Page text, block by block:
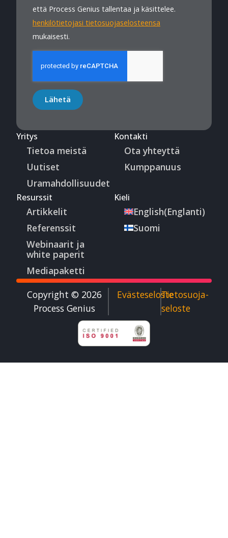
että Process Genius tallentaa ja käsittelee.
henkilötietojasi tietosuojaselosteensa
mukaisesti.
Lähetä
Yritys
Tietoa meistä
Uutiset
Uramahdollisuudet
Kontakti
Ota yhteyttä
Kumppanuus
Resurssit
Artikkelit
Referenssit
Webinaarit ja
white paperit
Mediapaketti
Kieli
English(Englanti)
Suomi
Copyright © 2026
Process Genius​
EvästeselosteTietosuoja­
seloste